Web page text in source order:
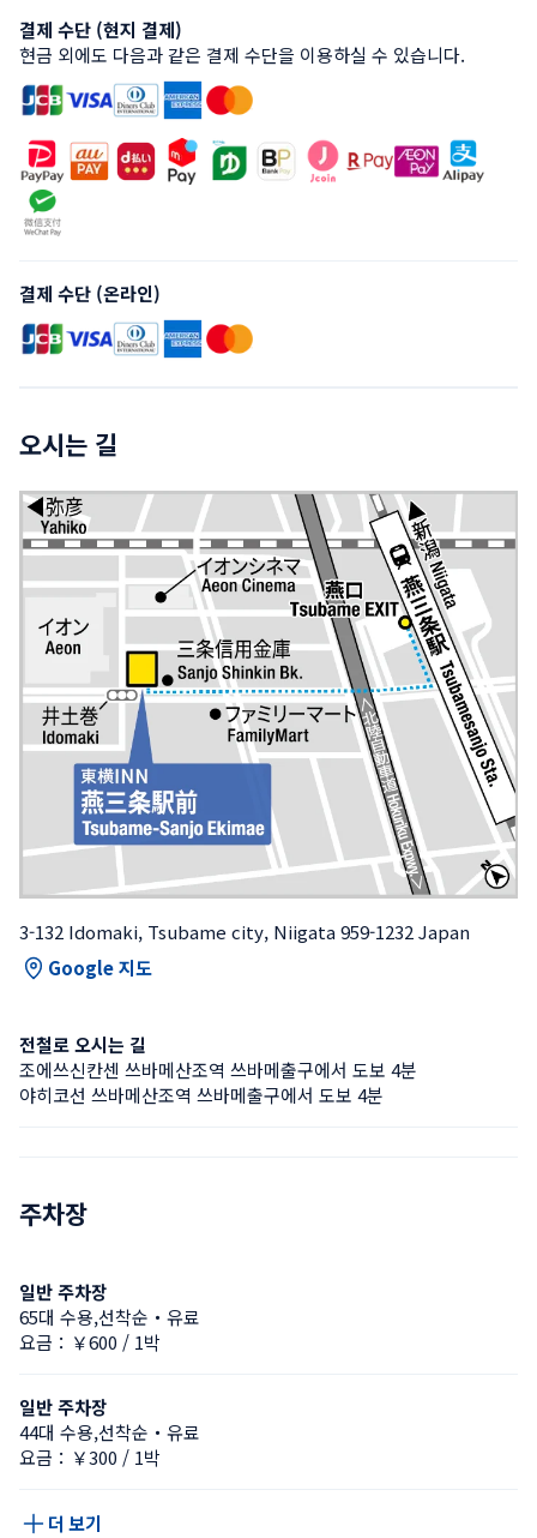
결제 수단 (현지 결제)
현금 외에도 다음과 같은 결제 수단을 이용하실 수 있습니다.
결제 수단 (온라인)
오시는 길
3-132 Idomaki, Tsubame city, Niigata 959-1232 Japan
Google 지도
전철로 오시는 길
조에쓰신칸센 쓰바메산조역 쓰바메출구에서 도보 4분
야히코선 쓰바메산조역 쓰바메출구에서 도보 4분
주차장
일반 주차장
65대 수용,선착순・유료
요금：￥600 / 1박
일반 주차장
44대 수용,선착순・유료
요금：￥300 / 1박
더 보기